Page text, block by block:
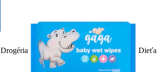
Drogéria Dieťa